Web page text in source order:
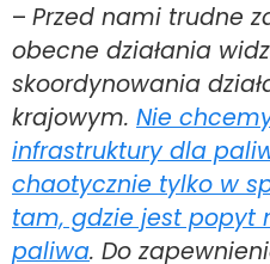
– Przed nami trudne
obecne działania
skoordynowania
krajowym. Nie
infrastruktury dla
chaotycznie tylko w
tam, gdzie jest popyt
paliwa. Do